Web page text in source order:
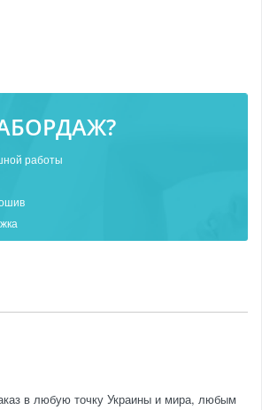
работы
в любую точку Украины и мира, любым